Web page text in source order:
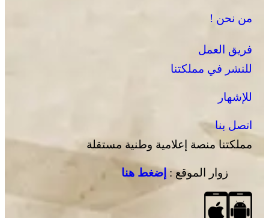
من نحن !
فريق العمل
للنشر في مملكتنا
للإشهار
اتصل بنا
مملكتنا منصة إعلامية وطنية مستقلة
زوار الموقع : إضغط هنا